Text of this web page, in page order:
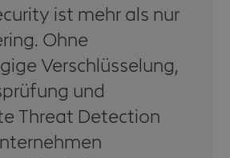
ist mehr als nur
Ohne
Verschlüsselung,
und
Threat Detection